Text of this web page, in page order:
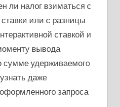
ли налог взиматься с
или с разницы
ставкой и
вывода
сумме удерживаемого
даже
запроса